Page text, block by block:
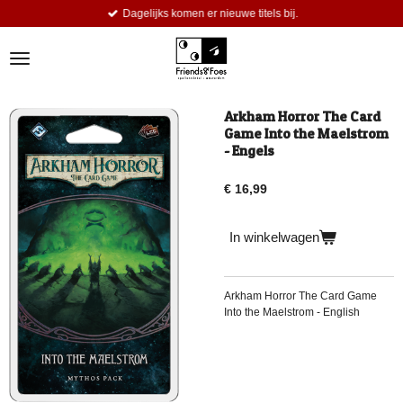
de
Dagelijks komen er nieuwe titels bij.
Arkham Horror The Card
Game Into the Maelstrom
- Engels
€ 16,99
In winkelwagen
Arkham Horror The Card Game
Into the Maelstrom - English